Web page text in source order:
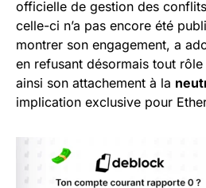
officielle de gestion des
celle-ci n’a pas encore été
montrer son engagement, a
en refusant désormais tout
ainsi son attachement à la
implication exclusive pour